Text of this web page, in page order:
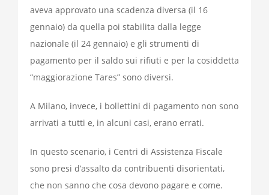
aveva approvato una scadenza diversa (il 16
gennaio) da quella poi stabilita dalla legge
nazionale (il 24 gennaio) e gli strumenti di
pagamento per il saldo sui rifiuti e per la cosiddetta
“maggiorazione Tares” sono diversi.
A Milano, invece, i bollettini di pagamento non sono
arrivati a tutti e, in alcuni casi, erano errati.
In questo scenario, i Centri di Assistenza Fiscale
sono presi d’assalto da contribuenti disorientati,
che non sanno che cosa devono pagare e come.